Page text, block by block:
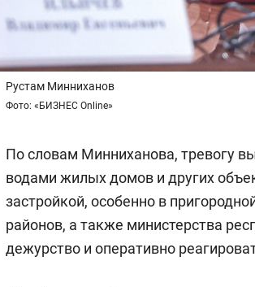
Рустам Минниханов
Фото: «БИЗНЕС Online»
По словам Минниханова, тревогу
водами жилых домов и других
застройкой, особенно в
районов, а также министерства
дежурство и оперативно